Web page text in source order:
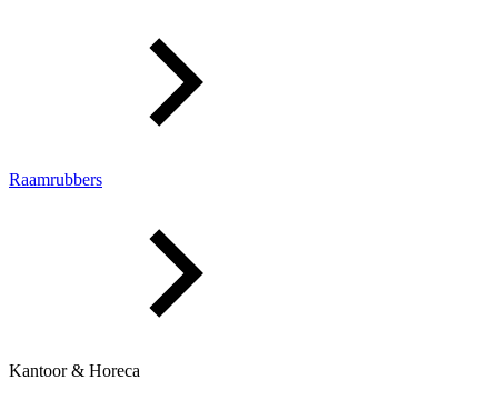
Raamrubbers
Kantoor & Horeca